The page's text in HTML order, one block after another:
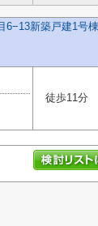
6−13新築戸建1号
徒歩11分